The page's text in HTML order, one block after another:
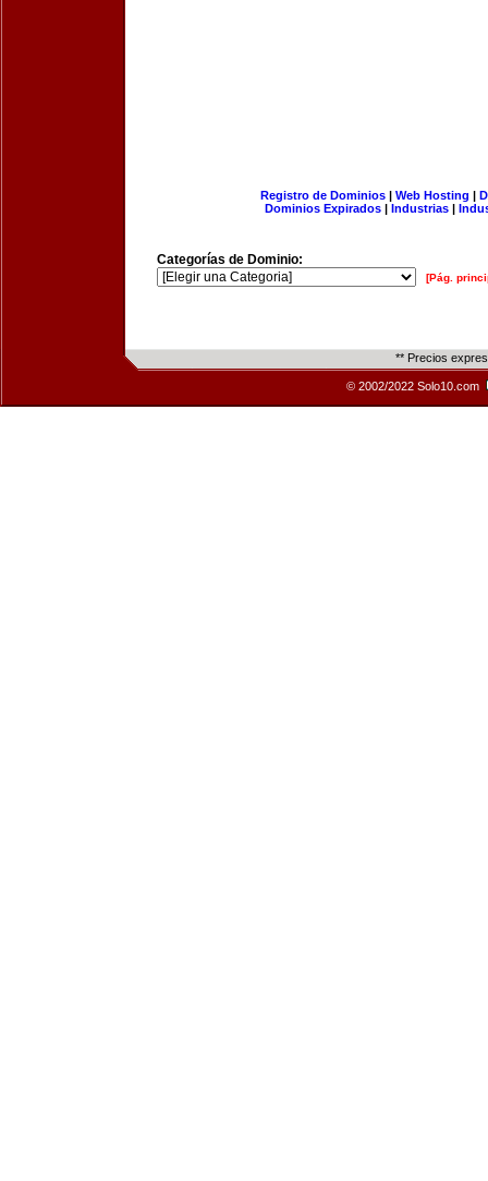
Registro de Dominios| Web Hosting |
Dominios Expirados | Industrias |
Categorías de Dominio:
[Pág.
** Precios
© 2002/2022 Solo10.com